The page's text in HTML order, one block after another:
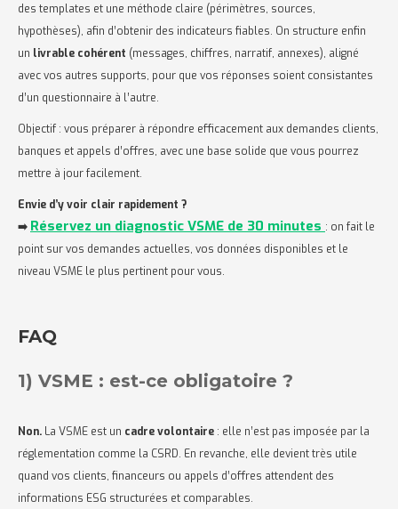
des templates et une méthode claire (périmètres, sources,
hypothèses), afin d’obtenir des indicateurs fiables. On structure enfin
un livrable cohérent (messages, chiffres, narratif, annexes), aligné
avec vos autres supports, pour que vos réponses soient consistantes
d’un questionnaire à l’autre.
Objectif : vous préparer à répondre efficacement aux demandes clients,
banques et appels d’offres, avec une base solide que vous pourrez
mettre à jour facilement.
Envie d’y voir clair rapidement ?
➡️ Réservez un diagnostic VSME de 30 minutes : on fait le
point sur vos demandes actuelles, vos données disponibles et le
niveau VSME le plus pertinent pour vous.
FAQ
1) VSME : est-ce obligatoire ?
Non. La VSME est un cadre volontaire : elle n’est pas imposée par la
réglementation comme la CSRD. En revanche, elle devient très utile
quand vos clients, financeurs ou appels d’offres attendent des
informations ESG structurées et comparables.